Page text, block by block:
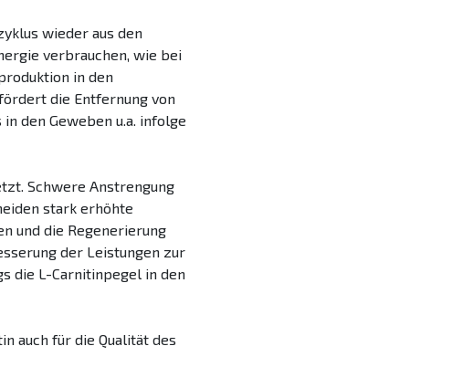
wieder aus den
verbrauchen, wie bei
in den
die Entfernung von
den Geweben u.a. infolge
Schwere Anstrengung
stark erhöhte
und die Regenerierung
der Leistungen zur
die L-Carnitinpegel in den
auch für die Qualität des